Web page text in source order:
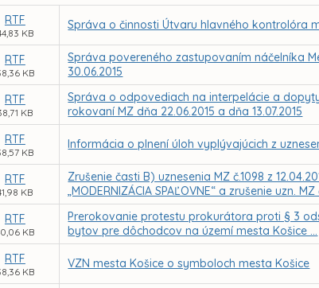
RTF
KB
Správa o činnosti Útvaru hlavného kontrolóra
RTF
KB
Správa povereného zastupovaním náčelníka
30.06.2015
RTF
KB
Správa o odpovediach na interpelácie a
rokovaní MZ dňa 22.06.2015 a dňa 13.07.2015
RTF
KB
Informácia o plnení úloh vyplývajúcich z
RTF
KB
Zrušenie časti B) uznesenia MZ č.1098 z
„MODERNIZÁCIA SPAĽOVNE“ a zrušenie uzn. MZ
RTF
KB
Prerokovanie protestu prokurátora proti § 3
bytov pre dôchodcov na území mesta Košice ...
RTF
KB
VZN mesta Košice o symboloch mesta Košice